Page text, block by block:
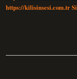
Hangi
https://kilisinsesi.com.tr